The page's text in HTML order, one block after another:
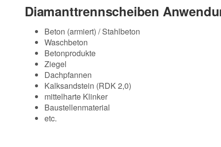
Diamanttrennscheiben
Beton (armiert) / Stahlbeton
Waschbeton
Betonprodukte
Ziegel
Dachpfannen
Kalksandstein (RDK 2,0)
mittelharte Klinker
Baustellenmaterial
etc.